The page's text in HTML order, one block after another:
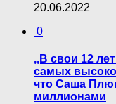
20.06.2022
0
,,В свои 12
самых
что Саша
миллионами